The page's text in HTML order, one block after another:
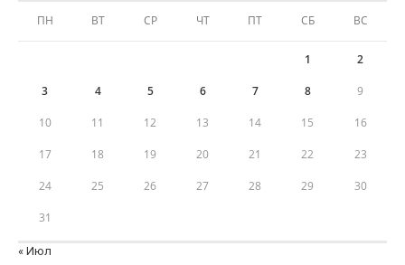
ПН ВТ СР ЧТ ПТ СБ ВС
1 2
3 4 5 6 7 8 9
10 11 12 13 14 15 16
17 18 19 20 21 22 23
24 25 26 27 28 29 30
31
« Июл